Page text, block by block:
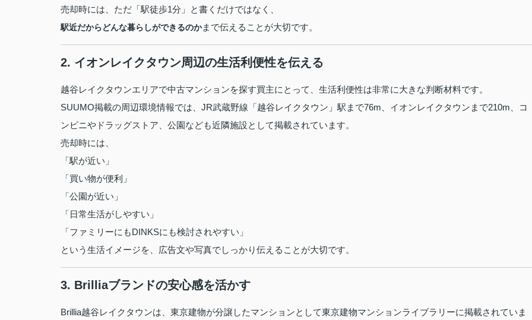
売却時には、ただ「駅徒歩1分」と書くだけではなく、
駅近だからどんな暮らしができるのかまで伝えることが大切です。
2. イオンレイクタウン周辺の生活利便性を伝える
越谷レイクタウンエリアで中古マンションを探す買主にとって、生活利便性は非常に大きな判断材料です。
SUUMO掲載の周辺環境情報では、JR武蔵野線「越谷レイクタウン」駅まで76m、イオンレイクタウンまで210m、コ
ンビニやドラッグストア、公園なども近隣施設として掲載されています。
売却時には、
「駅が近い」
「買い物が便利」
「公園が近い」
「日常生活がしやすい」
「ファミリーにもDINKSにも検討されやすい」
という生活イメージを、広告文や写真でしっかり伝えることが大切です。
3. Brilliaブランドの安心感を活かす
Brillia越谷レイクタウンは、東京建物が分譲したマンションとして東京建物マンションライブラリーに掲載されていま